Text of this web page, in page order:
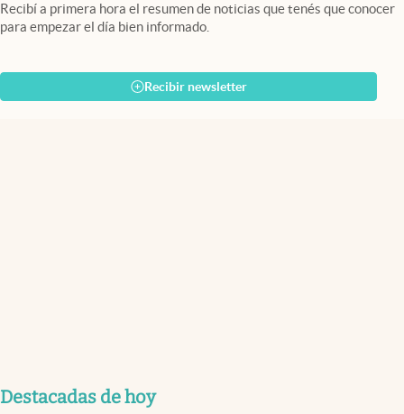
Recibí a primera hora el resumen de noticias que tenés que conocer
para empezar el día bien informado.
Recibir newsletter
Destacadas de hoy